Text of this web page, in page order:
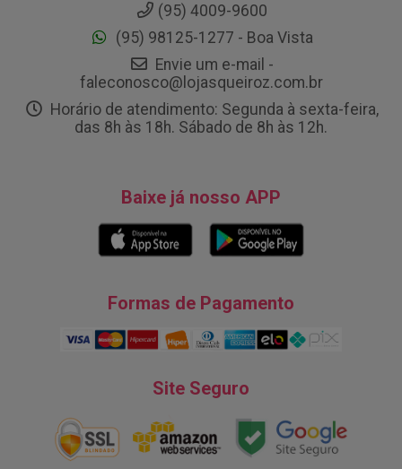
(95) 4009-9600
(95) 98125-1277 - Boa Vista
Envie um e-mail -
faleconosco@lojasqueiroz.com.br
Horário de atendimento: Segunda à sexta-feira,
das 8h às 18h. Sábado de 8h às 12h.
Baixe já nosso APP
Formas de Pagamento
Site Seguro